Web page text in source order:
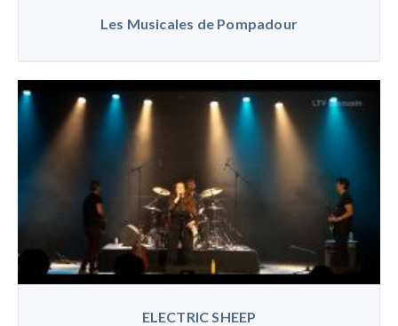
Les Musicales de Pompadour
ELECTRIC SHEEP